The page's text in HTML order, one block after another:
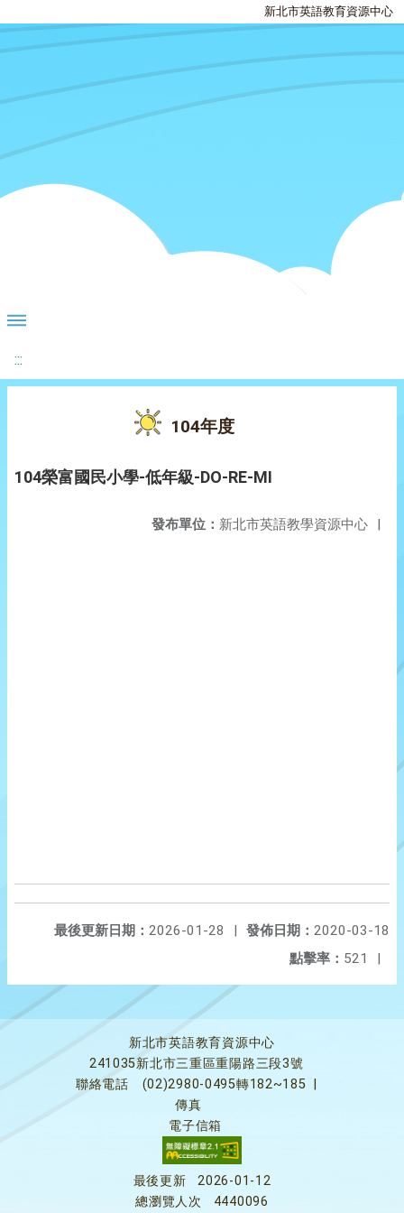
新北市英語教育資源中心
:::
104年度
104榮富國民小學-低年級-DO-RE-MI
發布單位： 新北市英語教學資源中心 |
發佈日期： 2020-03-18
最後更新日期： 2026-01-28
|
點擊率： 521 |
新北市英語教育資源中心
241035新北市三重區重陽路三段3號
聯絡電話
(02)2980-0495轉182~185
傳真
電子信箱
最後更新
2026-01-12
總瀏覽人次
4440096